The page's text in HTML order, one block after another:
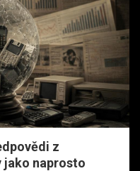
z
jako naprosto